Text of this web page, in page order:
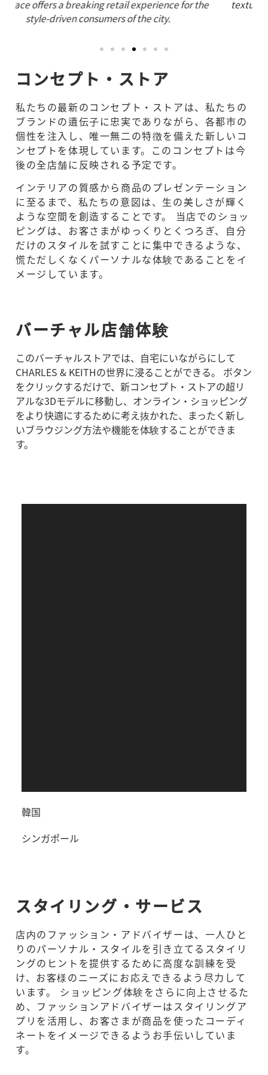
textures of the interior, to the presentation of the
merchandise.
コンセプト・ストア
私たちの最新のコンセプト・ストアは、私たちの
ブランドの遺伝子に忠実でありながら、各都市の
個性を注入し、唯一無二の特徴を備えた新しいコ
ンセプトを体現しています。このコンセプトは今
後の全店舗に反映される予定です。
インテリアの質感から商品のプレゼンテーション
に至るまで、私たちの意図は、生の美しさが輝く
ような空間を創造することです。 当店でのショッ
ピングは、お客さまがゆっくりとくつろぎ、自分
だけのスタイルを試すことに集中できるような、
慌ただしくなくパーソナルな体験であることをイ
メージしています。
バーチャル店舗体験
このバーチャルストアでは、自宅にいながらにして
CHARLES & KEITHの世界に浸ることができる。 ボタン
をクリックするだけで、新コンセプト・ストアの超リ
アルな3Dモデルに移動し、オンライン・ショッピング
をより快適にするために考え抜かれた、まったく新し
いブラウジング方法や機能を体験することができま
す。
韓国
シンガポール
スタイリング・サービス
店内のファッション・アドバイザーは、一人ひと
りのパーソナル・スタイルを引き立てるスタイリ
ングのヒントを提供するために高度な訓練を受
け、お客様のニーズにお応えできるよう尽力して
います。 ショッピング体験をさらに向上させるた
め、ファッションアドバイザーはスタイリングア
プリを活用し、お客さまが商品を使ったコーディ
ネートをイメージできるようお手伝いしていま
す。